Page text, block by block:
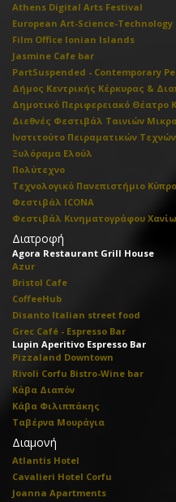
Athens Digital Arts Festival
European Art-Science-
Film Office Ionian Islands
Jasmine Cafe bar
PartSuspended - Contemporary
Δήμος Κεντρικής Κέρκυρας &
Δημοτικό Περιφερειακό Θέατρο
Διεθνές Φεστιβάλ Ταινιών
Ινστιτούτο Πειραματικών Τεχνών
Ξυλόραμα Ελούλ
Πολύτεχνο
Τεχνολογικό Πανεπιστήμιο
Φεστιβάλ ICONA
Φεστιβάλ Κινηματογράφου
Διατροφή
Agora Restaurant Grill House
Azur
Bristol Cafe
CoffeeHub
Disanto Italian street food
Grec Café - Espresso Bar
Lupin Aperitivo Espresso Bar
Pizzaland Downtown
Rivoli Corfu Bistro-Wine bar
Κάβα Διαπόν
Κάβα Φιλιππάκης
Ταβέρνα Μουράγια
Διαμονή
Atlantis Hotel
Cavalieri Hotel Corfu
Joanna Apartments